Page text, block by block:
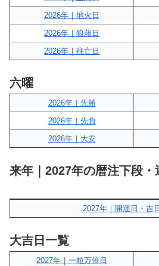
2026年｜地火日
2026年｜狼藉日
2026年｜往亡日
六曜
2026年｜先勝
2026年｜先負
2026年｜大安
来年｜2027年の暦注下段・
2027年｜開運日・吉
大吉日一覧
2027年｜一粒万倍日